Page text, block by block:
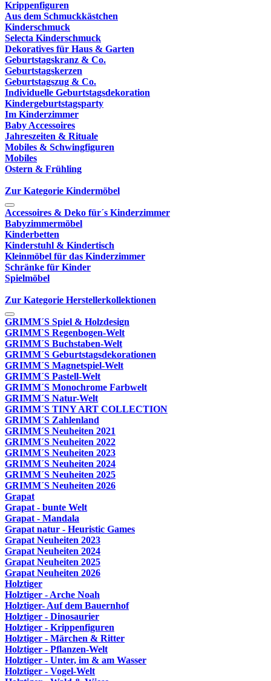
Krippenfiguren
Aus dem Schmuckkästchen
Kinderschmuck
Selecta Kinderschmuck
Dekoratives für Haus & Garten
Geburtstagskranz & Co.
Geburtstagskerzen
Geburtstagszug & Co.
Individuelle Geburtstagsdekoration
Kindergeburtstagsparty
Im Kinderzimmer
Baby Accessoires
Jahreszeiten & Rituale
Mobiles & Schwingfiguren
Mobiles
Ostern & Frühling
Zur Kategorie Kindermöbel
Accessoires & Deko für´s Kinderzimmer
Babyzimmermöbel
Kinderbetten
Kinderstuhl & Kindertisch
Kleinmöbel für das Kinderzimmer
Schränke für Kinder
Spielmöbel
Zur Kategorie Herstellerkollektionen
GRIMM´S Spiel & Holzdesign
GRIMM`S Regenbogen-Welt
GRIMM´S Buchstaben-Welt
GRIMM´S Geburtstagsdekorationen
GRIMM´S Magnetspiel-Welt
GRIMM´S Pastell-Welt
GRIMM´S Monochrome Farbwelt
GRIMM´S Natur-Welt
GRIMM´S TINY ART COLLECTION
GRIMM´S Zahlenland
GRIMM´S Neuheiten 2021
GRIMM´S Neuheiten 2022
GRIMM´S Neuheiten 2023
GRIMM´S Neuheiten 2024
GRIMM´S Neuheiten 2025
GRIMM´S Neuheiten 2026
Grapat
Grapat - bunte Welt
Grapat - Mandala
Grapat natur - Heuristic Games
Grapat Neuheiten 2023
Grapat Neuheiten 2024
Grapat Neuheiten 2025
Grapat Neuheiten 2026
Holztiger
Holztiger - Arche Noah
Holztiger- Auf dem Bauernhof
Holztiger - Dinosaurier
Holztiger - Krippenfiguren
Holztiger - Märchen & Ritter
Holztiger - Pflanzen-Welt
Holztiger - Unter, im & am Wasser
Holztiger - Vogel-Welt